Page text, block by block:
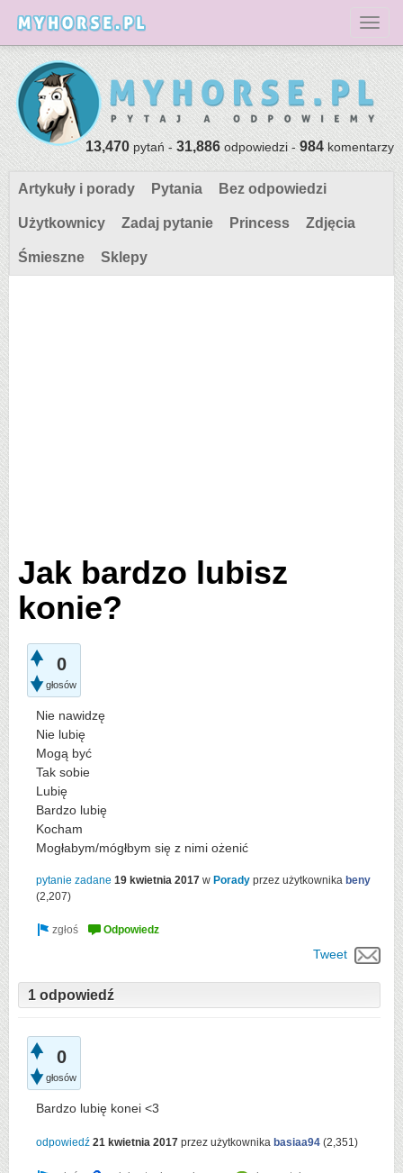
13,470pytań -31,886odpowiedzi -984komentarzy
Artykuły i porady Pytania Bez odpowiedzi
Użytkownicy Zadaj pytanie Princess Zdjęcia
Śmieszne Sklepy
Jak bardzo lubisz
konie?
0
głosów
Nie nawidzę
Nie lubię
Mogą być
Tak sobie
Lubię
Bardzo lubię
Kocham
Mogłabym/mógłbym się z nimi ożenić
pytanie zadane 19 kwietnia 2017 w Porady przez użytkownika beny
(2,207)
Tweet
1 odpowiedź
0
głosów
Bardzo lubię konei <3
odpowiedź 21 kwietnia 2017 przez użytkownika basiaa94 (2,351)